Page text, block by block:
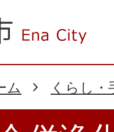
ム くらし・